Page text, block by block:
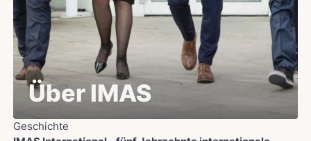
Über IMAS
Geschichte